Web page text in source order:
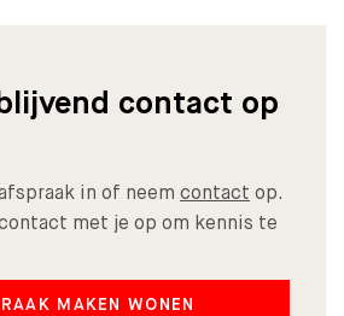
contact op
in of neem contact op.
met je op om kennis te
MAKEN WONEN